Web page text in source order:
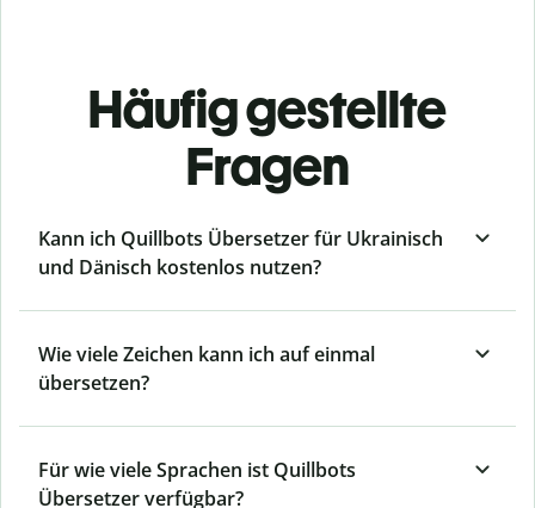
Häufig gestellte
Fragen
Kann ich Quillbots Übersetzer für Ukrainisch
und Dänisch kostenlos nutzen?
Wie viele Zeichen kann ich auf einmal
übersetzen?
Für wie viele Sprachen ist Quillbots
Übersetzer verfügbar?